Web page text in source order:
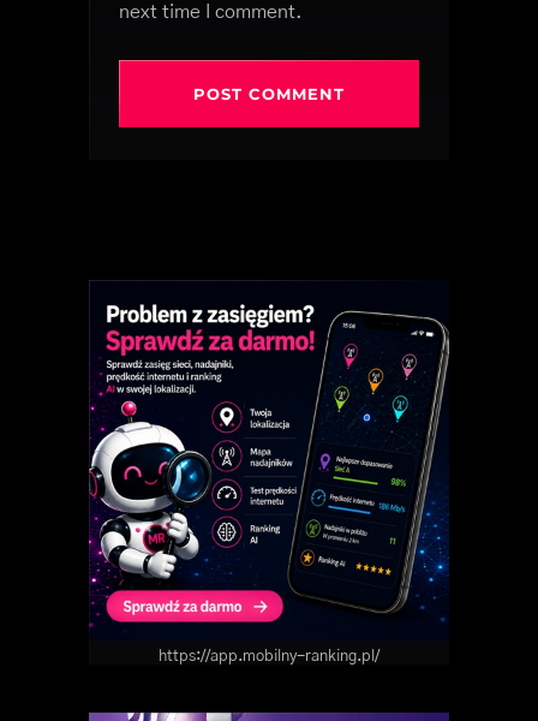
next time I comment.
https://app.mobilny-ranking.pl/